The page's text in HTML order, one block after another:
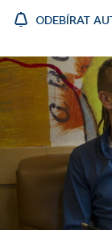
ODEBÍRAT